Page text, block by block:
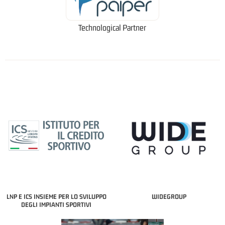
Technological Partner
LNP E ICS INSIEME PER LO SVILUPPO
DEGLI IMPIANTI SPORTIVI
WIDEGROUP